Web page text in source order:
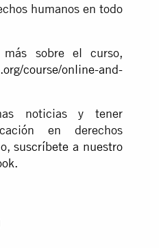
humanos en todo
sobre el curso,
course/online-and-
noticias y tener
en derechos
suscríbete a nuestro
.